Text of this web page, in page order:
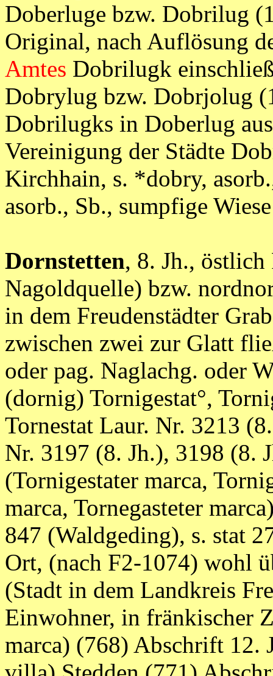
Doberluge bzw. Dobrilug
Original, nach Auflösung
Amtes Dobrilugk
Dobrylug bzw. Dobrjolug
Dobrilugks in Doberlug
Vereinigung der Städte
Kirchhain, s. *dobry,
asorb., Sb., sumpfige
Dornstetten, 8. Jh., östlich
Nagoldquelle) bzw.
in dem Freudenstädter
zwischen zwei zur Glatt
oder pag. Naglachg. oder
(dornig) Tornigestat°,
Tornestat Laur. Nr. 3213
Nr. 3197 (8. Jh.), 3198 (8.
(Tornigestater marca,
marca, Tornegasteter
847 (Waldgeding), s. stat
Ort, (nach F2-1074) wohl
(Stadt in dem Landkreis
Einwohner, in fränkischer
marca) (768) Abschrift 12.